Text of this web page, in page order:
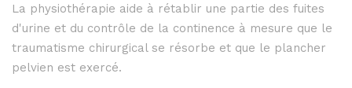
La physiothérapie aide à rétablir une partie des fuites
d'urine et du contrôle de la continence à mesure que le
traumatisme chirurgical se résorbe et que le plancher
pelvien est exercé.